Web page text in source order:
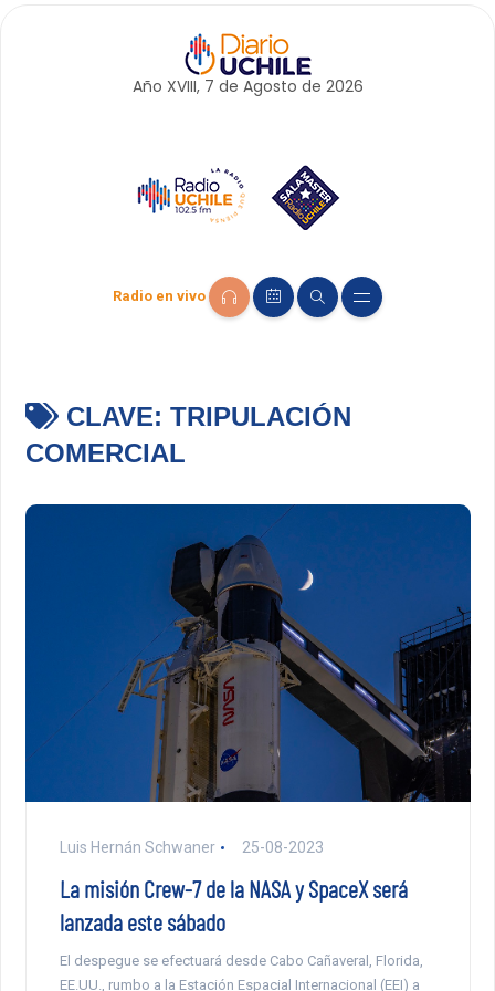
Año XVIII, 7 de Agosto de 2026
Radio en vivo
CLAVE: TRIPULACIÓN
COMERCIAL
Luis Hernán Schwaner 25-08-2023
La misión Crew-7 de la NASA y SpaceX será
lanzada este sábado
El despegue se efectuará desde Cabo Cañaveral, Florida,
EE.UU., rumbo a la Estación Espacial Internacional (EEI) a